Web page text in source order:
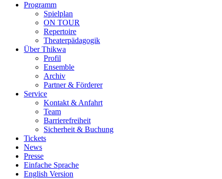
Programm
Spielplan
ON TOUR
Repertoire
Theaterpädagogik
Über Thikwa
Profil
Ensemble
Archiv
Partner & Förderer
Service
Kontakt & Anfahrt
Team
Barrierefreiheit
Sicherheit & Buchung
Tickets
News
Presse
Einfache Sprache
English Version